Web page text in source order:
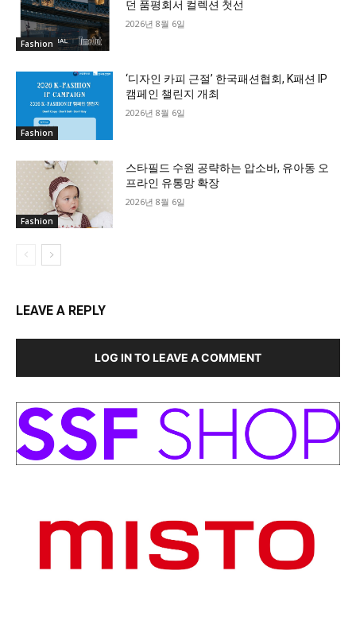
Fashion
던 품평회서 컬렉션 첫선
2026년 8월 6일
Fashion
‘디자인 카피 근절’ 한국패션협회, K패션 IP
캠페인 챌린지 개최
2026년 8월 6일
Fashion
스타필드 수원 공략하는 압소바, 유아동 오
프라인 유통망 확장
2026년 8월 6일
LEAVE A REPLY
LOG IN TO LEAVE A COMMENT